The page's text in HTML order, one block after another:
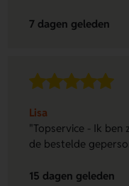
7 dagen geleden
Lisa
"Topservice - Ik ben
de bestelde
15 dagen geleden